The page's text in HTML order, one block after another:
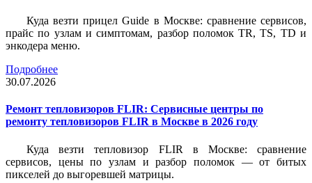
Куда везти прицел Guide в Москве: сравнение сервисов,
прайс по узлам и симптомам, разбор поломок TR, TS, TD и
энкодера меню.
Подробнее
30.07.2026
Ремонт тепловизоров FLIR: Сервисные центры по
ремонту тепловизоров FLIR в Москве в 2026 году
Куда везти тепловизор FLIR в Москве: сравнение
сервисов, цены по узлам и разбор поломок — от битых
пикселей до выгоревшей матрицы.